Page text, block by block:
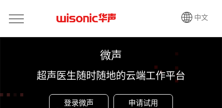
中文
微声
超声医生随时随地的云端工作平台
登录微声 申请试用